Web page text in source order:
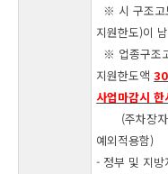
※ 시 구조고
지원한도)이
※ 업종구조
지원한도액
사업마감시
(주차장자
예외적용함)
- 정부 및 지방